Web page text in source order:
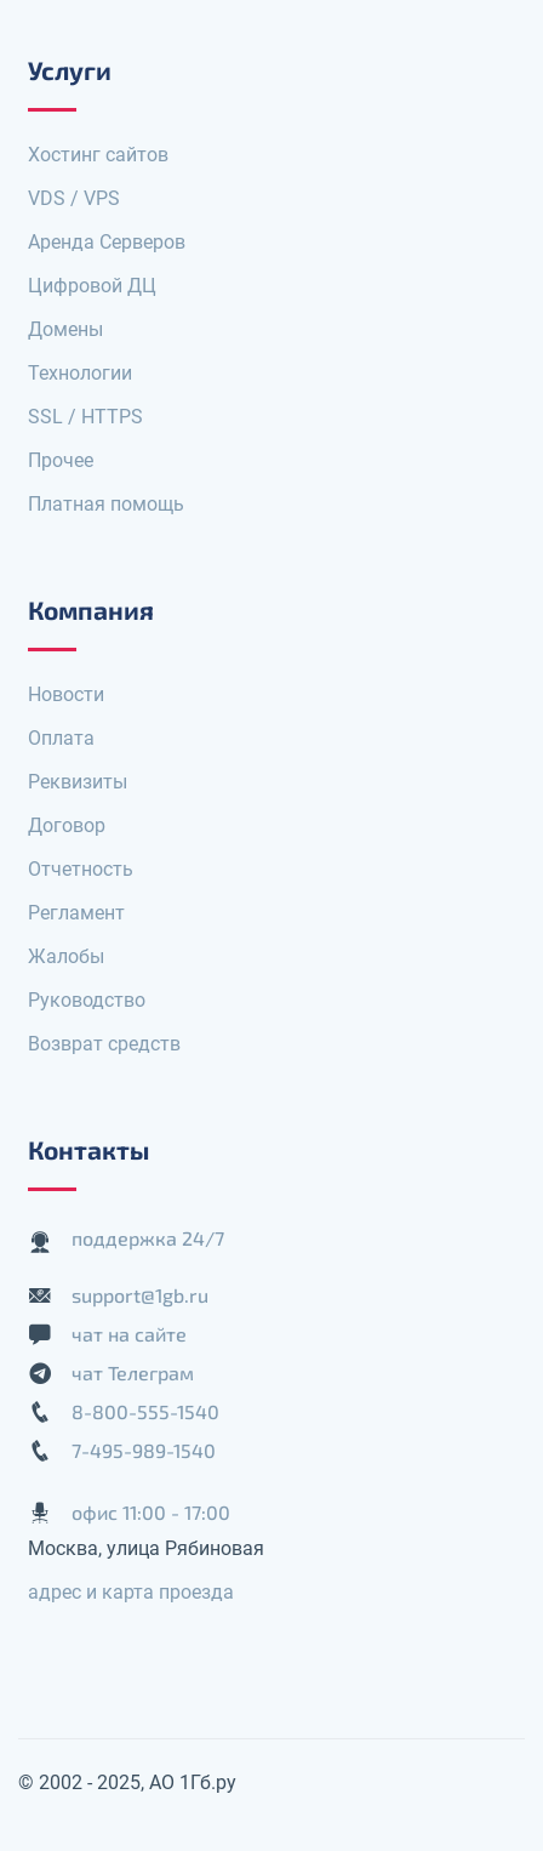
Услуги
Хостинг сайтов
VDS / VPS
Аренда Серверов
Цифровой ДЦ
Домены
Технологии
SSL / HTTPS
Прочее
Платная помощь
Компания
Новости
Оплата
Реквизиты
Договор
Отчетность
Регламент
Жалобы
Руководство
Возврат средств
Контакты
поддержка 24/7
support@1gb.ru
чат на сайте
чат Телеграм
8-800-555-1540
7-495-989-1540
офис 11:00 - 17:00
Москва, улица Рябиновая
адрес и карта проезда
© 2002 - 2025, АО 1Гб.ру